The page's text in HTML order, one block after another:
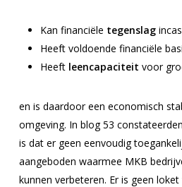
Kan financiële tegenslag
Heeft voldoende financiële
Heeft leencapaciteit voor
en is daardoor een economisch
omgeving. In blog 53
is dat er geen eenvoudig
aangeboden waarmee MKB
kunnen verbeteren. Er is geen